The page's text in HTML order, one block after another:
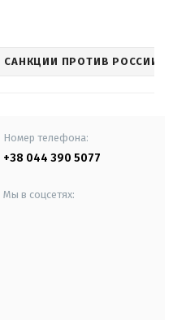
САНКЦИИ ПРОТИВ РОССИИ
Номер телефона:
+38 044 390 5077
Мы в соцсетях: